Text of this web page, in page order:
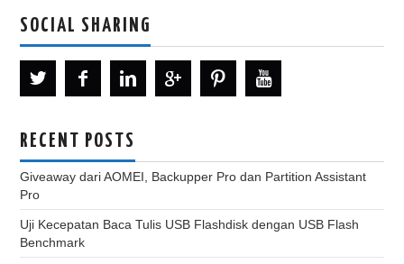
SOCIAL SHARING
RECENT POSTS
Giveaway dari AOMEI, Backupper Pro dan Partition Assistant
Pro
Uji Kecepatan Baca Tulis USB Flashdisk dengan USB Flash
Benchmark